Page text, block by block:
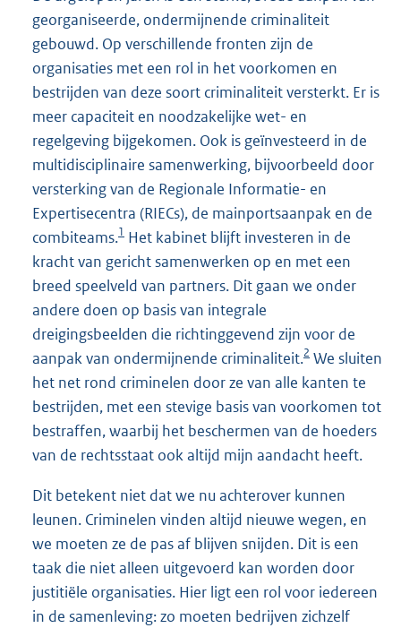
georganiseerde, ondermijnende criminaliteit
gebouwd. Op verschillende fronten zijn de
organisaties met een rol in het voorkomen en
bestrijden van deze soort criminaliteit versterkt. Er is
meer capaciteit en noodzakelijke wet- en
regelgeving bijgekomen. Ook is geïnvesteerd in de
multidisciplinaire samenwerking, bijvoorbeeld door
versterking van de Regionale Informatie- en
Expertisecentra (RIECs), de mainportsaanpak en de
combiteams.1 Het kabinet blijft investeren in de
kracht van gericht samenwerken op en met een
breed speelveld van partners. Dit gaan we onder
andere doen op basis van integrale
dreigingsbeelden die richtinggevend zijn voor de
aanpak van ondermijnende criminaliteit.2 We sluiten
het net rond criminelen door ze van alle kanten te
bestrijden, met een stevige basis van voorkomen tot
bestraffen, waarbij het beschermen van de hoeders
van de rechtsstaat ook altijd mijn aandacht heeft.
Dit betekent niet dat we nu achterover kunnen
leunen. Criminelen vinden altijd nieuwe wegen, en
we moeten ze de pas af blijven snijden. Dit is een
taak die niet alleen uitgevoerd kan worden door
justitiële organisaties. Hier ligt een rol voor iedereen
in de samenleving: zo moeten bedrijven zichzelf